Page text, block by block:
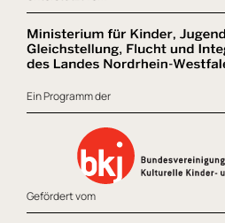
Ein Programm der
Gefördert vom